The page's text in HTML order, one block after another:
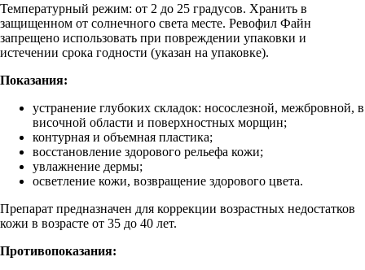
Температурный режим: от 2 до 25 градусов. Хранить в
защищенном от солнечного света месте. Ревофил Файн
запрещено использовать при повреждении упаковки и
истечении срока годности (указан на упаковке).
Показания:
устранение глубоких складок: носослезной, межбровной, в
височной области и поверхностных морщин;
контурная и объемная пластика;
восстановление здорового рельефа кожи;
увлажнение дермы;
осветление кожи, возвращение здорового цвета.
Препарат предназначен для коррекции возрастных недостатков
кожи в возрасте от 35 до 40 лет.
Противопоказания: